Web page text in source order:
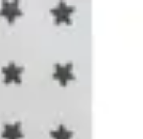
Optimisation des